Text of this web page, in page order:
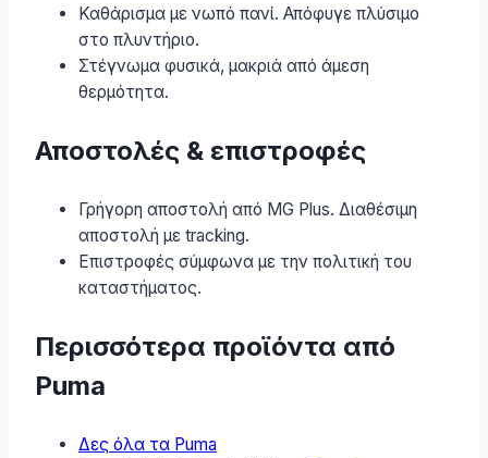
Καθάρισμα με νωπό πανί. Απόφυγε πλύσιμο
στο πλυντήριο.
Στέγνωμα φυσικά, μακριά από άμεση
θερμότητα.
Αποστολές & επιστροφές
Γρήγορη αποστολή από MG Plus. Διαθέσιμη
αποστολή με tracking.
Επιστροφές σύμφωνα με την πολιτική του
καταστήματος.
Περισσότερα προϊόντα από
Puma
Δες όλα τα Puma